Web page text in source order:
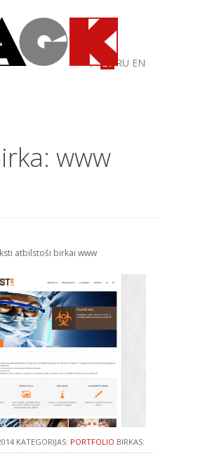
LV RU EN
www
atbilstoši birkai www
KATEGORIJAS: PORTFOLIO BIRKAS: